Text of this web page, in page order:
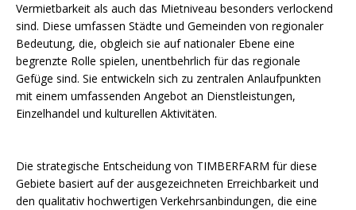
Vermietbarkeit als auch das Mietniveau besonders verlockend
sind. Diese umfassen Städte und Gemeinden von regionaler
Bedeutung, die, obgleich sie auf nationaler Ebene eine
begrenzte Rolle spielen, unentbehrlich für das regionale
Gefüge sind. Sie entwickeln sich zu zentralen Anlaufpunkten
mit einem umfassenden Angebot an Dienstleistungen,
Einzelhandel und kulturellen Aktivitäten.
Die strategische Entscheidung von TIMBERFARM für diese
Gebiete basiert auf der ausgezeichneten Erreichbarkeit und
den qualitativ hochwertigen Verkehrsanbindungen, die eine